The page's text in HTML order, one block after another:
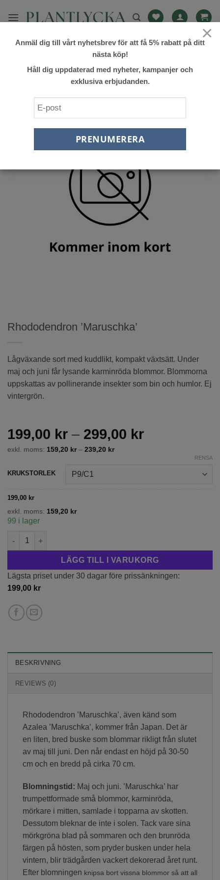
FILTRERA
Rhododendron ’Maruschka’
Lågväxande sort med kuddlikt, kompakt växtsätt. Under
maj och juni får lysande karminröda blommor. Blommorna
uppskattas av pollinerande insekter som bin och humlor. Ej
vintergrön.
199,00 kr – 299,00 krPrisintervall:
299,00 kr
exkl. moms: 159,20 kr– 239,20 kr
KRUKSTORLEK
RENSA
199,00 kr
exkl. moms: 159,20 kr
99 i lager
Rhododendron 'Maruschka' mängd
LÄGG TILL I VARUKORG
Lägsta priset under 30 dagar före prissänkningen:
199,00 kr
BESKRIVNING
REVIEWS (0)
Rhododendron ’Maruschka’, även känd som
Azalea ’Maruschka’, kommer från Japan. Det är
en liten, bred buske som blommar rikligt från slutet
av maj till juni. Den når endast en höjd på 30-50
cm och en bredd på cirka 70 cm.
Blomningstid: Maj och juni. ’Maruschka’ har
trumpettformade små blommor, karminröda,
mörkare i mitten, samlade i topparna av skotten.
Dessutom bleknar de inte i solen. Tack vare sina
mörkgröna blad på sommaren och den brunröda
färgen på hösten, som pryder busken under hela
vintern, blir trädgården vackert dekorerad året runt.
Efter blomningen knipsa bort vissna blommor så att all
×
Anmäl dig till vårt nyhetsbrev för att få 5% rabatt på ditt
nästa köp!
Håll dig uppdaterad med nyheter, kampanjer och
exklusiva erbjudanden.